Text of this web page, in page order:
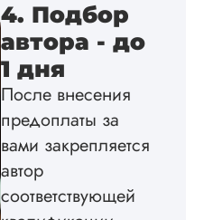
работу выполнили
оговоренные
сдачи,
Взаимодействие с
клиентами
подробно
Благодарен.
4. Подбор
автора - до
1 дня
После внесения
предоплаты за
вами закрепляется
автор
соответствующей